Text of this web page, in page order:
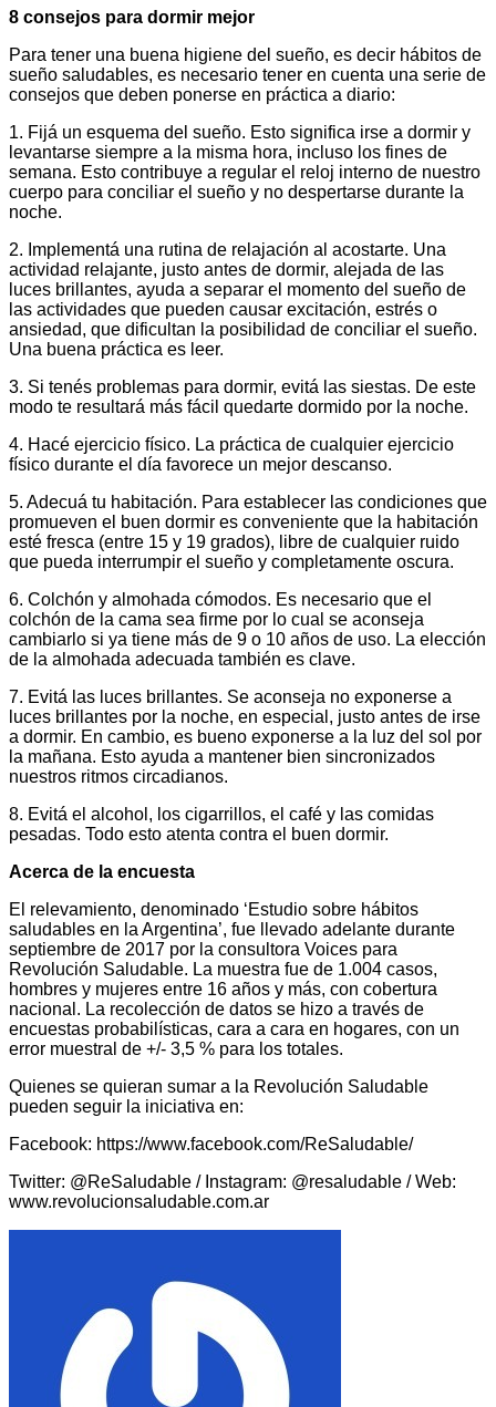
8 consejos para dormir mejor
Para tener una buena higiene del sueño, es decir hábitos de
sueño saludables, es necesario tener en cuenta una serie de
consejos que deben ponerse en práctica a diario:
1. Fijá un esquema del sueño. Esto significa irse a dormir y
levantarse siempre a la misma hora, incluso los fines de
semana. Esto contribuye a regular el reloj interno de nuestro
cuerpo para conciliar el sueño y no despertarse durante la
noche.
2. Implementá una rutina de relajación al acostarte. Una
actividad relajante, justo antes de dormir, alejada de las
luces brillantes, ayuda a separar el momento del sueño de
las actividades que pueden causar excitación, estrés o
ansiedad, que dificultan la posibilidad de conciliar el sueño.
Una buena práctica es leer.
3. Si tenés problemas para dormir, evitá las siestas. De este
modo te resultará más fácil quedarte dormido por la noche.
4. Hacé ejercicio físico. La práctica de cualquier ejercicio
físico durante el día favorece un mejor descanso.
5. Adecuá tu habitación. Para establecer las condiciones que
promueven el buen dormir es conveniente que la habitación
esté fresca (entre 15 y 19 grados), libre de cualquier ruido
que pueda interrumpir el sueño y completamente oscura.
6. Colchón y almohada cómodos. Es necesario que el
colchón de la cama sea firme por lo cual se aconseja
cambiarlo si ya tiene más de 9 o 10 años de uso. La elección
de la almohada adecuada también es clave.
7. Evitá las luces brillantes. Se aconseja no exponerse a
luces brillantes por la noche, en especial, justo antes de irse
a dormir. En cambio, es bueno exponerse a la luz del sol por
la mañana. Esto ayuda a mantener bien sincronizados
nuestros ritmos circadianos.
8. Evitá el alcohol, los cigarrillos, el café y las comidas
pesadas. Todo esto atenta contra el buen dormir.
Acerca de la encuesta
El relevamiento, denominado ‘Estudio sobre hábitos
saludables en la Argentina’, fue llevado adelante durante
septiembre de 2017 por la consultora Voices para
Revolución Saludable. La muestra fue de 1.004 casos,
hombres y mujeres entre 16 años y más, con cobertura
nacional. La recolección de datos se hizo a través de
encuestas probabilísticas, cara a cara en hogares, con un
error muestral de +/- 3,5 % para los totales.
Quienes se quieran sumar a la Revolución Saludable
pueden seguir la iniciativa en:
Facebook: https://www.facebook.com/ReSaludable/
Twitter: @ReSaludable / Instagram: @resaludable / Web:
www.revolucionsaludable.com.ar